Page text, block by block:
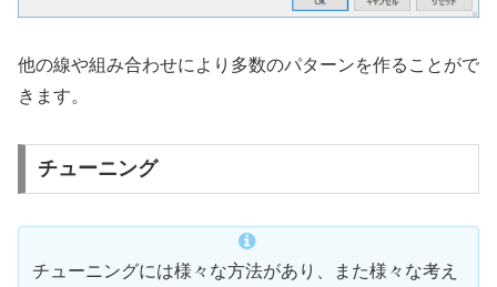
他の線や組み合わせにより多数のパターンを作ることがで
きます。
チューニング
チューニングには様々な方法があり、また様々な考え